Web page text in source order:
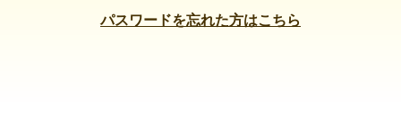
パスワードを忘れた方はこちら